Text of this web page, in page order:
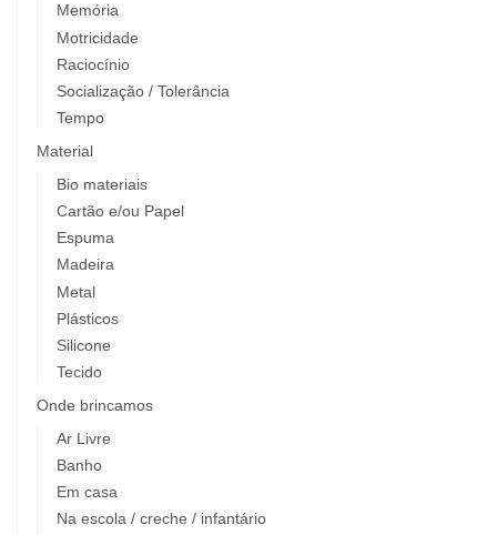
Memória
Motricidade
Raciocínio
Socialização / Tolerância
Tempo
Material
Bio materiais
Cartão e/ou Papel
Espuma
Madeira
Metal
Plásticos
Silicone
Tecido
Onde brincamos
Ar Livre
Banho
Em casa
Na escola / creche / infantário